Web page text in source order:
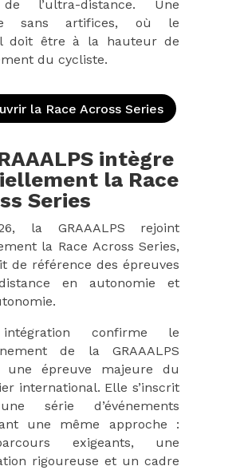
l’ultra-distance. Une
sans artifices, où le
doit être à la hauteur de
du cycliste.
la Race Across Series
intègre
la Race
Series
la GRAAALPS rejoint
la Race Across Series,
de référence des épreuves
distance en autonomie et
confirme le
de la GRAAALPS
une épreuve majeure du
international. Elle s’inscrit
série d’événements
une même approche :
exigeants, une
rigoureuse et un cadre